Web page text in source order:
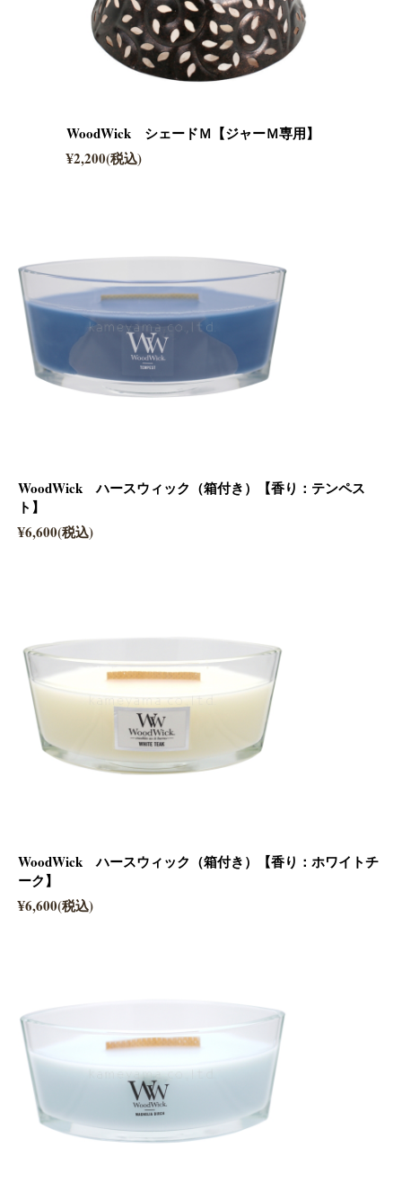
WoodWick シェードＭ【ジャーＭ専用】
¥2,200(税込)
WoodWick ハースウィック（箱付き）【香り：テンペス
ト】
¥6,600(税込)
WoodWick ハースウィック（箱付き）【香り：ホワイトチ
ーク】
¥6,600(税込)